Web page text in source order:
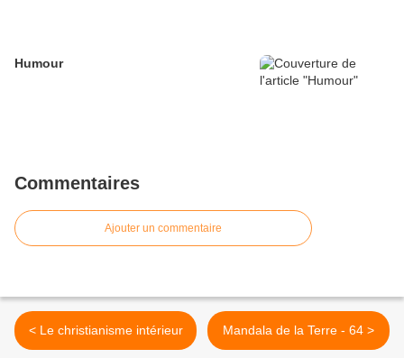
Humour
Commentaires
Ajouter un commentaire
< Le christianisme intérieur Mandala de la Terre - 64 >